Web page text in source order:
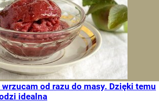
od razu do masy. Dzięki temu
idealna